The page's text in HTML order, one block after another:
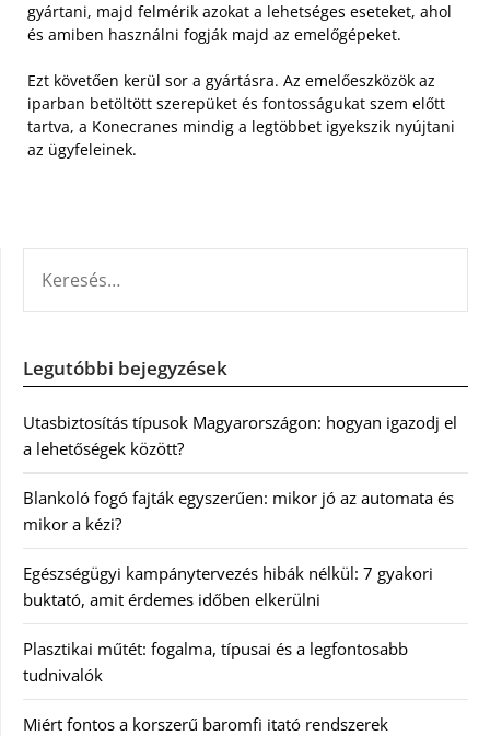
gyártani, majd felmérik azokat a lehetséges eseteket, ahol
és amiben használni fogják majd az emelőgépeket.
Ezt követően kerül sor a gyártásra. Az emelőeszközök az
iparban betöltött szerepüket és fontosságukat szem előtt
tartva, a Konecranes mindig a legtöbbet igyekszik nyújtani
az ügyfeleinek.
Legutóbbi bejegyzések
Utasbiztosítás típusok Magyarországon: hogyan igazodj el
a lehetőségek között?
Blankoló fogó fajták egyszerűen: mikor jó az automata és
mikor a kézi?
Egészségügyi kampánytervezés hibák nélkül: 7 gyakori
buktató, amit érdemes időben elkerülni
Plasztikai műtét: fogalma, típusai és a legfontosabb
tudnivalók
Miért fontos a korszerű baromfi itató rendszerek